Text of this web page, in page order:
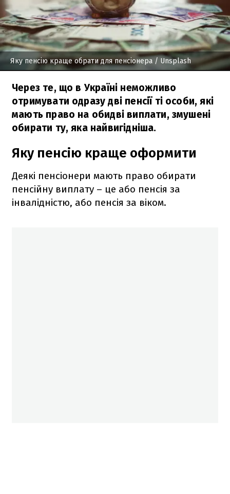
Яку пенсію краще обрати для пенсіонера / Unsplash
Через те, що в Україні неможливо
отримувати одразу дві пенсії ті особи, які
мають право на обидві виплати, змушені
обирати ту, яка найвигідніша.
Яку пенсію краще оформити
Деякі пенсіонери мають право обирати
пенсійну виплату – це або пенсія за
інвалідністю, або пенсія за віком.